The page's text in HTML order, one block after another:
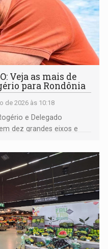
Veja as mais de
para Rondônia
de 2026 às 10:18
e Delegado
dez grandes eixos e